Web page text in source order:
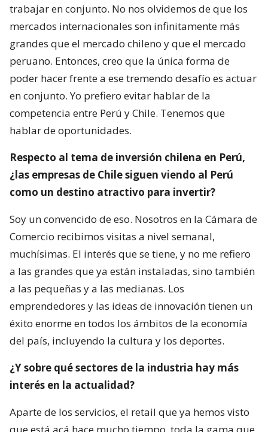
trabajar en conjunto. No nos olvidemos de que los
mercados internacionales son infinitamente más
grandes que el mercado chileno y que el mercado
peruano. Entonces, creo que la única forma de
poder hacer frente a ese tremendo desafío es actuar
en conjunto. Yo prefiero evitar hablar de la
competencia entre Perú y Chile. Tenemos que
hablar de oportunidades.
Respecto al tema de inversión chilena en Perú,
¿las empresas de Chile siguen viendo al Perú
como un destino atractivo para invertir?
Soy un convencido de eso. Nosotros en la Cámara de
Comercio recibimos visitas a nivel semanal,
muchísimas. El interés que se tiene, y no me refiero
a las grandes que ya están instaladas, sino también
a las pequeñas y a las medianas. Los
emprendedores y las ideas de innovación tienen un
éxito enorme en todos los ámbitos de la economía
del país, incluyendo la cultura y los deportes.
¿Y sobre qué sectores de la industria hay más
interés en la actualidad?
Aparte de los servicios, el retail que ya hemos visto
que está acá hace mucho tiempo, toda la gama que